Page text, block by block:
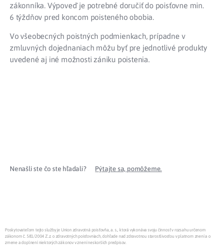
zákonníka. Výpoveď je potrebné doručiť do poisťovne min.
6 týždňov pred koncom poisteného obobia.
Vo všeobecných poistných podmienkach, prípadne v
zmluvných dojednaniach môžu byť pre jednotlivé produkty
uvedené aj iné možnosti zániku poistenia.
Nenašli ste čo ste hľadali? Pýtajte sa, pomôžeme.
Poskytovateľom tejto služby je Union zdravotná poisťovňa, a. s., ktorá vykonáva svoju činnosť v rozsahu určenom
zákonom č. 581/2004 Z.z. o zdravotných poisťovniach, dohľade nad zdravotnou starostlivosťou v platnom znení a o
zmene a doplnení niektorých zákonov v znení neskorších predpisov.